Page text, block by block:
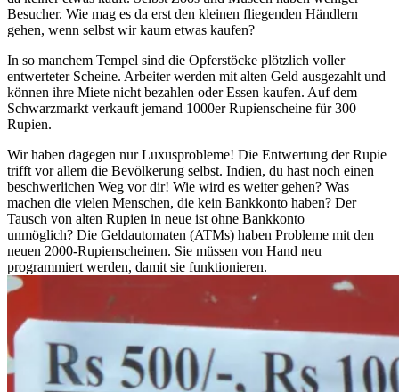
Besucher. Wie mag es da erst den kleinen fliegenden Händlern
gehen, wenn selbst wir kaum etwas kaufen?
In so manchem Tempel sind die Opferstöcke plötzlich voller
entwerteter Scheine. Arbeiter werden mit alten Geld ausgezahlt und
können ihre Miete nicht bezahlen oder Essen kaufen. Auf dem
Schwarzmarkt verkauft jemand 1000er Rupienscheine für 300
Rupien.
Wir haben dagegen nur Luxusprobleme! Die Entwertung der Rupie
trifft vor allem die Bevölkerung selbst. Indien, du hast noch einen
beschwerlichen Weg vor dir! Wie wird es weiter gehen? Was
machen die vielen Menschen, die kein Bankkonto haben? Der
Tausch von alten Rupien in neue ist ohne Bankkonto
unmöglich? Die Geldautomaten (ATMs) haben Probleme mit den
neuen 2000-Rupienscheinen. Sie müssen von Hand neu
programmiert werden, damit sie funktionieren.